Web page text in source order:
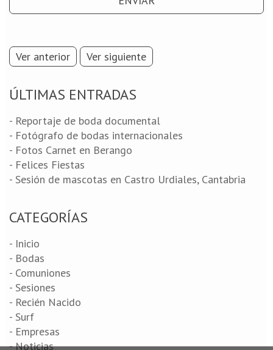
Ver anterior Ver siguiente
ÚLTIMAS ENTRADAS
- Reportaje de boda documental
- Fotógrafo de bodas internacionales
- Fotos Carnet en Berango
- Felices Fiestas
- Sesión de mascotas en Castro Urdiales, Cantabria
CATEGORÍAS
- Inicio
- Bodas
- Comuniones
- Sesiones
- Recién Nacido
- Surf
- Empresas
- Noticias